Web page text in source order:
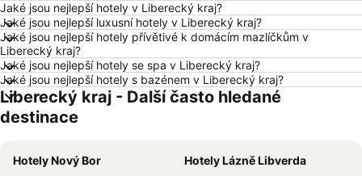
Hotely Bratislava
Hotely Kolobrzeg
Hotely Třeboň
Hotely Málaga
Hotely Amsterdam
Hotely Ostrava
Hotely Lignano Sabbiadoro
Hotely Istrie
Hotely Šumava
Hotely Wolfgangsee
Hotely Kréta
Jaké jsou nejlepší hotely v Liberecký kraj?
Jaké jsou nejlepší luxusní hotely v Liberecký kraj?
Jaké jsou nejlepší hotely přívětivé k domácím mazlíčkům v
Liberecký kraj?
Jaké jsou nejlepší hotely se spa v Liberecký kraj?
Jaké jsou nejlepší hotely s bazénem v Liberecký kraj?
Liberecký kraj - Další často hledané
destinace
Hotely Nový Bor
Hotely Lázně Libverda